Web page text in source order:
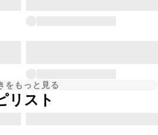
をもっと見る
リスト